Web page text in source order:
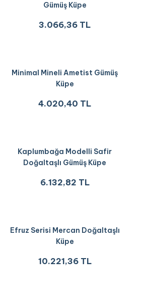
Gümüş Küpe
3.066,36 TL
Minimal Mineli Ametist Gümüş
Küpe
4.020,40 TL
Kaplumbağa Modelli Safir
Doğaltaşlı Gümüş Küpe
6.132,82 TL
Efruz Serisi Mercan Doğaltaşlı
Küpe
10.221,36 TL